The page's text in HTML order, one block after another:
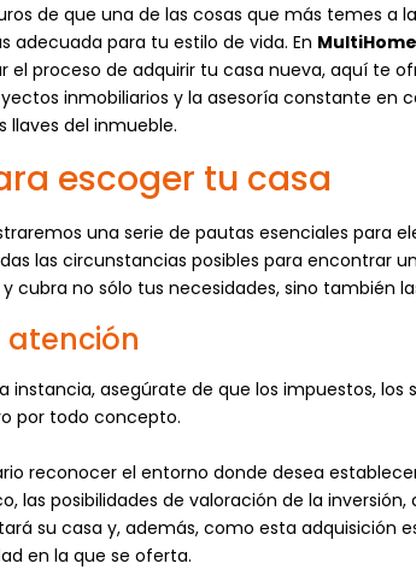
de que una de las cosas que más temes a
adecuada para tu estilo de vida. En
el proceso de adquirir tu casa nueva, aquí te
inmobiliarios y la asesoría constante en
llaves del inmueble.
escoger tu casa
una serie de pautas esenciales para
las circunstancias posibles para encontrar
cubra no sólo tus necesidades, sino también
atención
instancia, asegúrate de que los impuestos, los
por todo concepto.
reconocer el entorno donde desea
las posibilidades de valoración de la
su casa y, además, como esta adquisición
en la que se oferta.